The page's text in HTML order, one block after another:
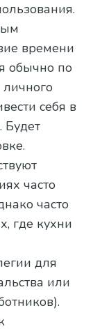
времени
обычно по
личного
себя в
Будет
часто
часто
где кухни
для
или